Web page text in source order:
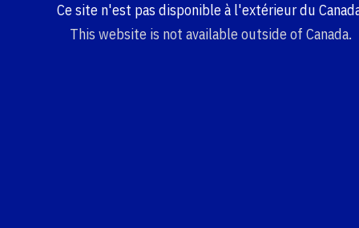
Ce site n'est pas disponible à l'extérieur du
This website is not available outside of Canada.